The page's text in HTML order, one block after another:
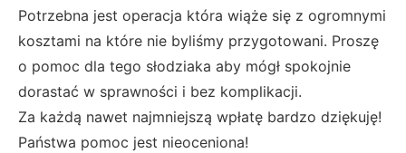
Potrzebna jest operacja która wiąże się z ogromnymi
kosztami na które nie byliśmy przygotowani. Proszę
o pomoc dla tego słodziaka aby mógł spokojnie
dorastać w sprawności i bez komplikacji.
Za każdą nawet najmniejszą wpłatę bardzo dziękuję!
Państwa pomoc jest nieoceniona!